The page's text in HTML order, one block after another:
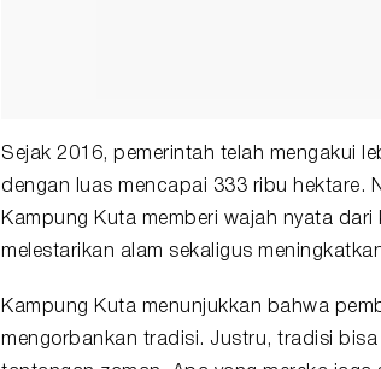
Sejak 2016, pemerintah telah mengakui
dengan luas mencapai 333 ribu hektare.
Kampung Kuta memberi wajah nyata
melestarikan alam sekaligus
Kampung Kuta menunjukkan bahwa
mengorbankan tradisi. Justru, tradisi